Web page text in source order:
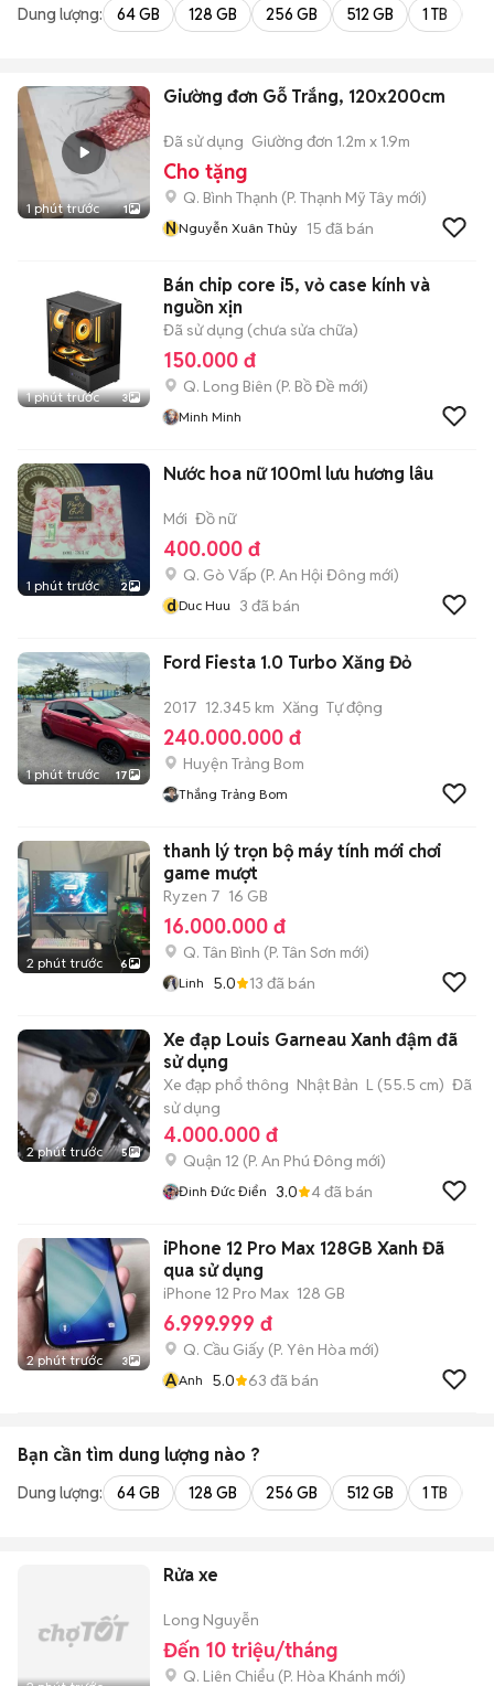
Dung lượng: 64 GB 128 GB 256 GB 512 GB 1 TB
1 phút trước 1
Giường đơn Gỗ Trắng, 120x200cm
Đã sử dụng Giường đơn 1.2m x 1.9m
Cho tặng
Q. Bình Thạnh (P. Thạnh Mỹ Tây mới)
NNguyễn Xuân Thủy 15 đã bán
1 phút trước 3
Bán chip core i5, vỏ case kính và
nguồn xịn
Đã sử dụng (chưa sửa chữa)
150.000 đ
Q. Long Biên (P. Bồ Đề mới)
Minh Minh
1 phút trước 2
Nước hoa nữ 100ml lưu hương lâu
Mới Đồ nữ
400.000 đ
Q. Gò Vấp (P. An Hội Đông mới)
dDuc Huu 3 đã bán
1 phút trước 17
Ford Fiesta 1.0 Turbo Xăng Đỏ
2017 12.345 km Xăng Tự động
240.000.000 đ
Huyện Trảng Bom
Thắng Trảng Bom
2 phút trước 6
thanh lý trọn bộ máy tính mới chơi
game mượt
Ryzen 7 16 GB
16.000.000 đ
Q. Tân Bình (P. Tân Sơn mới)
Linh 5.0 13 đã bán
2 phút trước 5
Xe đạp Louis Garneau Xanh đậm đã
sử dụng
Xe đạp phổ thông Nhật Bản L (55.5 cm) Đã
sử dụng
4.000.000 đ
Quận 12 (P. An Phú Đông mới)
Đinh Đức Điển 3.0 4đã bán
2 phút trước 3
iPhone 12 Pro Max 128GB Xanh Đã
qua sử dụng
iPhone 12 Pro Max 128 GB
6.999.999 đ
Q. Cầu Giấy (P. Yên Hòa mới)
AAnh 5.0 63 đã bán
Bạn cần tìm dung lượng nào ?
Dung lượng: 64 GB 128 GB 256 GB 512 GB 1 TB
Rửa xe
Long Nguyễn
Đến 10 triệu/tháng
Q. Liên Chiểu (P. Hòa Khánh mới)